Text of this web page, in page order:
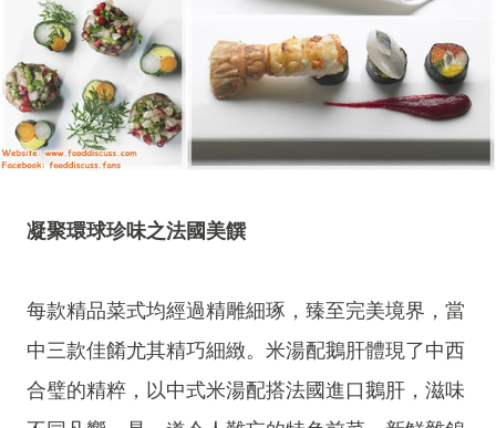
凝聚環球珍味之法國美饌
每款精品菜式均經過精雕細琢，臻至完美境界，當
中三款佳餚尤其精巧細緻。米湯配鵝肝體現了中西
合璧的精粹，以中式米湯配搭法國進口鵝肝，滋味